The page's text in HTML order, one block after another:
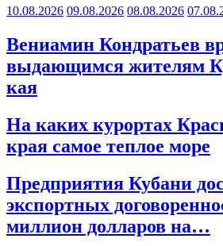
10.08.2026 09.08.2026 08.08.2026
Вениамин Кондратьев
выдающимся жителям
кая
На каких курортах
края самое теплое море
Предприятия Кубани
экспортных
миллион долларов на…